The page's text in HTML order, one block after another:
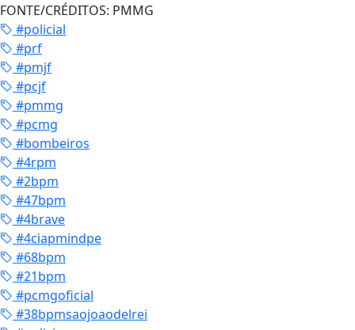
FONTE/CRÉDITOS: PMMG
#policial
#prf
#pmjf
#pcjf
#pmmg
#pcmg
#bombeiros
#4rpm
#2bpm
#47bpm
#4brave
#4ciapmindpe
#68bpm
#21bpm
#pcmgoficial
#38bpmsaojoaodelrei